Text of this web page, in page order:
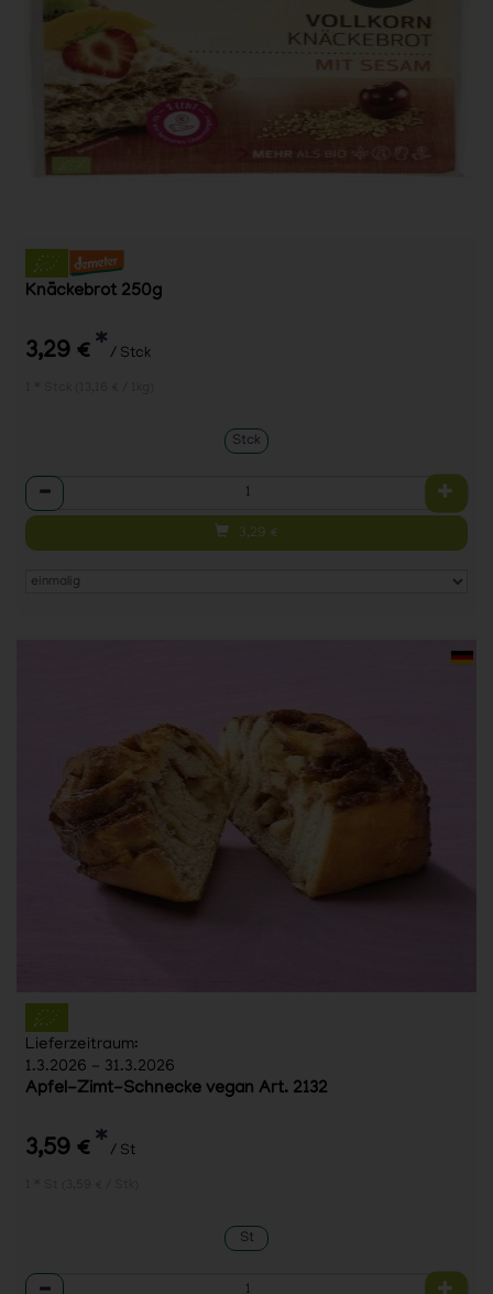
Knäckebrot 250g
3,29 € * / Stck
Stck
Anzahl
3,29 €
Lieferzeitraum:
1.3.2026 - 31.3.2026
Apfel-Zimt-Schnecke vegan Art. 2132
3,59 € * / St
St
Anzahl